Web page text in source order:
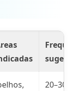
20–30